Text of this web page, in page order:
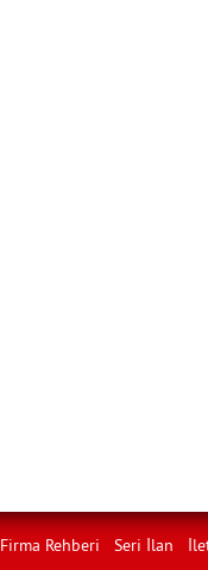
Firma Rehberi Seri İlan